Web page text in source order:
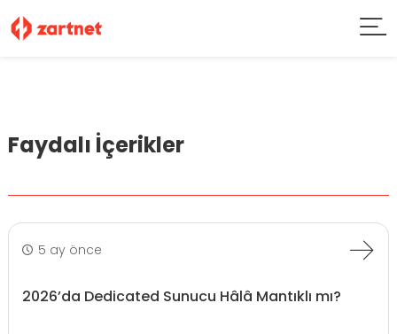
Faydalı İçerikler
5 ay önce
2026’da Dedicated Sunucu Hâlâ Mantıklı mı?